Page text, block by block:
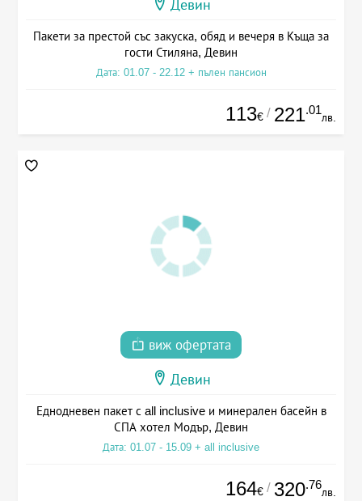
Девин
Пакети за престой със закуска, обяд и вечеря в Къща за
гости Стиляна, Девин
Дата: 01.07 - 22.12 + пълен пансион
113€ / 221.01
лв.
виж офертата
Девин
Еднодневен пакет с all inclusive и минерален басейн в
СПА хотел Модър, Девин
Дата: 01.07 - 15.09 + all inclusive
164€ / 320.76
лв.